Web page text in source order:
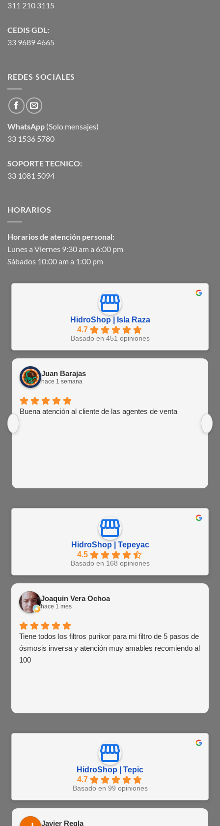
311 210 3115
CEDIS GDL:
33 9689 4665
REDES SOCIALES
WhatsApp (Solo mensajes)
33 1536 5780
SOPORTE TECNICO:
33 1081 5094
HORARIOS
Horarios de atención personal:
Lunes a Viernes 9:30 am a 6:00 pm
Sábados 10:00 am a 1:00 pm
HidroShop | Isla Raza
4.7
Basado en 451 opiniones
Juan Barajas
hace 1 semana
Buena atención al cliente de las agentes de venta
HidroShop | Tepeyac
4.5
Basado en 168 opiniones
Joaquin Vera Ochoa
hace 1 mes
Tiene todos los filtros purikor para mi filtro de 5 pasos de
ósmosis inversa y atención muy amables recomiendo al
100
HidroShop | Tepic
4.7
Basado en 99 opiniones
Javier Regla